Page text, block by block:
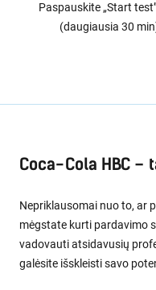
Paspauskite „Start
(daugiausia 30
Coca-Cola HBC
Nepriklausomai nuo to, ar
mėgstate kurti pardavimo
vadovauti atsidavusių
galėsite išskleisti savo